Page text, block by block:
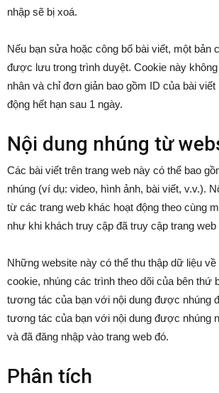
nhập sẽ bị xoá.
Nếu bạn sửa hoặc công bố bài viết, một bản
được lưu trong trình duyệt. Cookie này
nhân và chỉ đơn giản bao gồm ID của bài
động hết hạn sau 1 ngày.
Nội dung nhúng từ
Các bài viết trên trang web này có thể bao
nhúng (ví dụ: video, hình ảnh, bài viết, v.v.).
từ các trang web khác hoạt động theo cùng
như khi khách truy cập đã truy cập trang web
Những website này có thể thu thập dữ liệu
cookie, nhúng các trình theo dõi của bên thứ
tương tác của bạn với nội dung được nhúng
tương tác của bạn với nội dung được nhúng
và đã đăng nhập vào trang web đó.
Phân tích